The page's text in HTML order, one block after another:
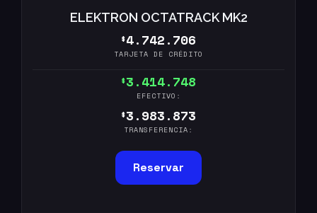
ELEKTRON OCTATRACK MK2
$4.742.706
TARJETA DE CRÉDITO
$3.414.748
EFECTIVO:
$3.983.873
TRANSFERENCIA:
Reservar